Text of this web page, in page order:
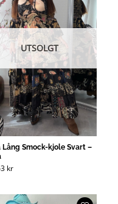
UTSOLGT
Lång Smock-kjole Svart –
kr